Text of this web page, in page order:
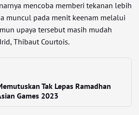
mencoba memberi tekanan lebih
muncul pada menit keenam melalui
upaya tersebut masih mudah
Thibaut Courtois.
Tak Lepas Ramadhan
Games 2023